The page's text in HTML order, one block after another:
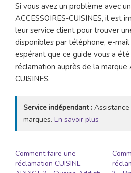
Si vous avez un problème avec
ACCESSOIRES-CUISINES, il est
leur service client pour trouver
disponibles par téléphone, e-
espérant que ce guide vous a
réclamation auprès de la marque
CUISINES.
Service indépendant :
marques. En savoir plus
Comment faire une
réclamation CUISINE